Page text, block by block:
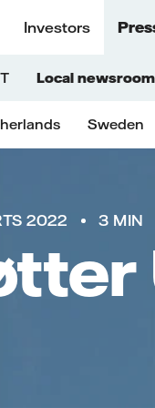
Investors
Local
Sweden
2022 3 MIN